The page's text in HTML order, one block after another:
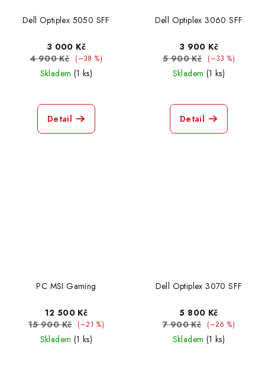
Dell Optiplex 5050 SFF
3 000 Kč
4 900 Kč
(–38 %)
Skladem (1 ks)
Detail
Dell Optiplex 3060 SFF
3 900 Kč
5 900 Kč
(–33 %)
Skladem (1 ks)
Detail
PC MSI Gaming
12 500 Kč
15 900 Kč (–21 %)
Skladem (1 ks)
Dell Optiplex 3070 SFF
5 800 Kč
7 900 Kč
(–26 %)
Skladem (1 ks)